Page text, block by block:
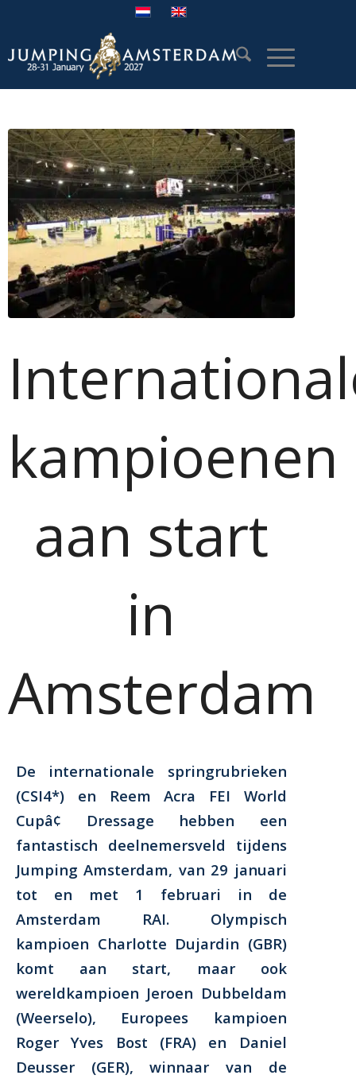
kampioenen
aan start
in
Amsterdam
De internationale springrubrieken
(CSI4*) en Reem Acra FEI World
Cupâ¢ Dressage hebben een
fantastisch deelnemersveld tijdens
Jumping Amsterdam, van 29 januari
tot en met 1 februari in de
Amsterdam RAI. Olympisch
kampioen Charlotte Dujardin (GBR)
komt aan start, maar ook
wereldkampioen Jeroen Dubbeldam
(Weerselo), Europees kampioen
Roger Yves Bost (FRA) en Daniel
Deusser (GER), winnaar van de